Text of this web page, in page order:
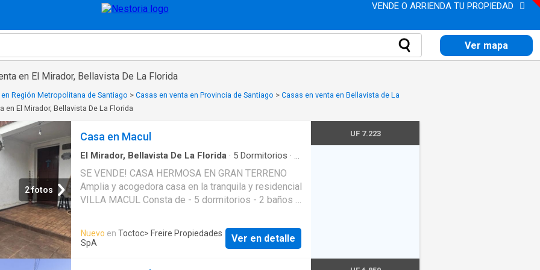
VENDE O ARRIENDA TU PROPIEDAD
Ver mapa
en El Mirador, Bellavista De La Florida
Región Metropolitana de Santiago > Casas en venta en Provincia de Santiago > Casas en venta en Bellavista de La
en El Mirador, Bellavista De La Florida
2 fotos
Casa en Macul
El Mirador, Bellavista De La Florida · 5 Dormitorios · 2
SE VENDE! CASA HERMOSA EN GRAN TERRENO
Amplia y acogedora casa en la tranquila y residencial
VILLA MACUL Consta de - 5 dormitorios - 2 baños -
adicionales (ampliaciones) - Estacionamiento para
hasta 3 vehículos - Amplio patio trasero Sector
tranquilo y residencial de creciente plusvalía con
Nuevo en Toctoc> Freire Propiedades
SpA
Ver en detalle
UF 7.223